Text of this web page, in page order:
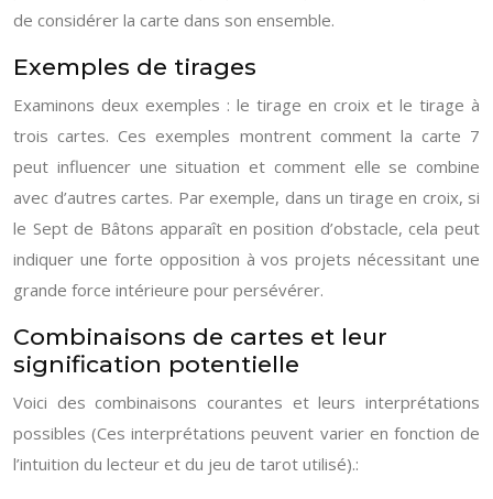
de considérer la carte dans son ensemble.
Exemples de tirages
Examinons deux exemples : le tirage en croix et le tirage à
trois cartes. Ces exemples montrent comment la carte 7
peut influencer une situation et comment elle se combine
avec d’autres cartes. Par exemple, dans un tirage en croix, si
le Sept de Bâtons apparaît en position d’obstacle, cela peut
indiquer une forte opposition à vos projets nécessitant une
grande force intérieure pour persévérer.
Combinaisons de cartes et leur
signification potentielle
Voici des combinaisons courantes et leurs interprétations
possibles (Ces interprétations peuvent varier en fonction de
l’intuition du lecteur et du jeu de tarot utilisé).: